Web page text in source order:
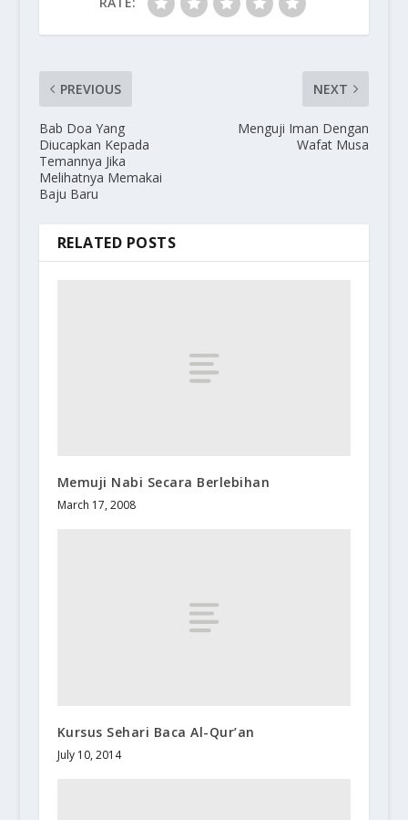
PREVIOUS
Bab Doa Yang
Diucapkan Kepada
Temannya Jika
Melihatnya Memakai
Baju Baru
NEXT
Menguji Iman Dengan
Wafat Musa
RELATED POSTS
Memuji Nabi Secara Berlebihan
March 17, 2008
Kursus Sehari Baca Al-Qur’an
July 10, 2014